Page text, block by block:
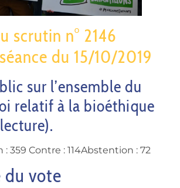
scrutin n° 2146
du 15/10/2019
sur l’ensemble du
relatif à la bioéthique
: 359 Contre : 114Abstention : 72
du vote